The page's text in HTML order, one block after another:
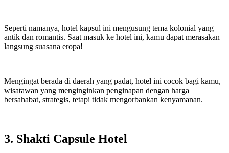
Seperti namanya, hotel kapsul ini mengusung tema kolonial yang
antik dan romantis. Saat masuk ke hotel ini, kamu dapat merasakan
langsung suasana eropa!
Mengingat berada di daerah yang padat, hotel ini cocok bagi kamu,
wisatawan yang menginginkan penginapan dengan harga
bersahabat, strategis, tetapi tidak mengorbankan kenyamanan.
3. Shakti Capsule Hotel